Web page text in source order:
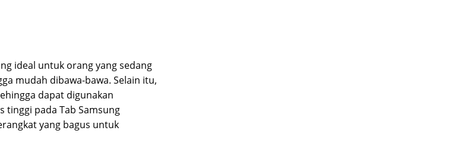
ideal untuk orang yang sedang
mudah dibawa-bawa. Selain itu,
dapat digunakan
tinggi pada Tab Samsung
yang bagus untuk